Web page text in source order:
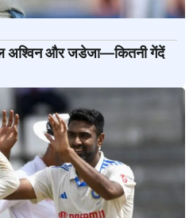
और जडेजा—कितनी गेंदें